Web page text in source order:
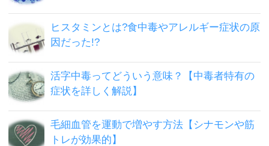
ヒスタミンとは?食中毒やアレルギー症状の原
因だった!?
活字中毒ってどういう意味？【中毒者特有の
症状を詳しく解説】
毛細血管を運動で増やす方法【シナモンや筋
トレが効果的】